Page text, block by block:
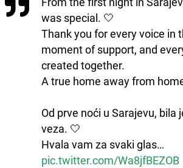
was special. 🤍
Thank you for every voice in
moment of support, and
created together.
A true home away from
Od prve noći u Sarajevu, bila
veza. 🤍
Hvala vam za svaki glas…
pic.twitter.com/Wa8jfBEZOB